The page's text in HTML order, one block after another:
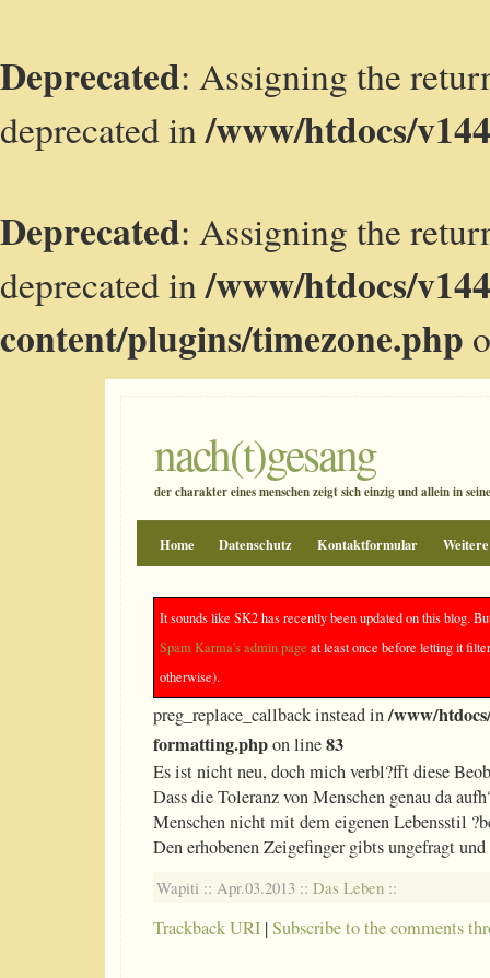
Deprecated: Assigning the
deprecated in/www/htdocs/
Deprecated: Assigning the
deprecated in/www/htdocs/
content/plugins/timezone.php
nach(t)gesang
der charakter eines menschen zeigt sich einzig und allein in
Home Datenschutz Kontaktformular
Und wir drehn uns im Kreis, im
Deprecated
preg_replace_callback instead in/www/
formatting.phpon line83
Es ist nicht neu, doch mich verbl?fft diese
Dass die Toleranz von Menschen genau da
Menschen nicht mit dem eigenen Lebensstil
Den erhobenen Zeigefinger gibts ungefragt
Wapiti :: Apr.03.2013 :: Das Leben::
Trackback URI|Subscribe to the comments
It sounds like SK2 has recently been updated on this blog.
Spam Karma's admin page at least once before letting it
otherwise).